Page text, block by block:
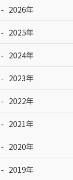
2026年
2025年
2024年
2023年
2022年
2021年
2020年
2019年